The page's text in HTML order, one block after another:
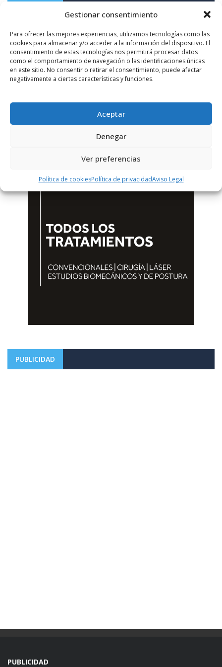
Gestionar consentimiento
Para ofrecer las mejores experiencias, utilizamos tecnologías como las
cookies para almacenar y/o acceder a la información del dispositivo. El
consentimiento de estas tecnologías nos permitirá procesar datos
como el comportamiento de navegación o las identificaciones únicas
en este sitio. No consentir o retirar el consentimiento, puede afectar
negativamente a ciertas características y funciones.
Aceptar
Denegar
Ver preferencias
Política de cookiesPolítica de privacidadAviso Legal
PUBLICIDAD
PUBLICIDAD